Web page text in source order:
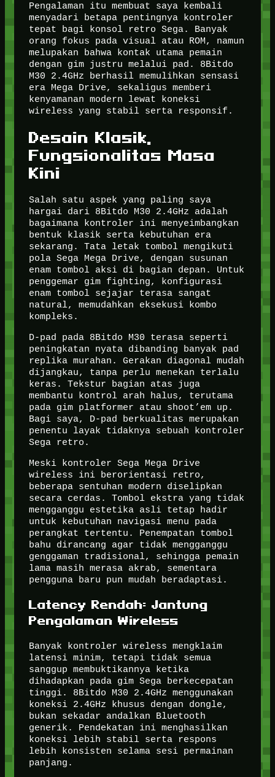
Pengalaman itu membuat saya kembali
menyadari betapa pentingnya kontroler
tepat bagi konsol retro Sega. Banyak
orang fokus pada visual atau ROM, namun
melupakan bahwa kontak utama pemain
dengan gim justru melalui pad. 8Bitdo
M30 2.4GHz berhasil memulihkan sensasi
era Mega Drive, sekaligus memberi
kenyamanan modern lewat koneksi
wireless yang stabil serta responsif.
Desain Klasik,
Fungsionalitas Masa
Kini
Salah satu aspek yang paling saya
hargai dari 8Bitdo M30 2.4GHz adalah
bagaimana kontroler ini menyeimbangkan
bentuk klasik serta kebutuhan era
sekarang. Tata letak tombol mengikuti
pola Sega Mega Drive, dengan susunan
enam tombol aksi di bagian depan. Untuk
penggemar gim fighting, konfigurasi
enam tombol sejajar terasa sangat
natural, memudahkan eksekusi kombo
kompleks.
D-pad pada 8Bitdo M30 terasa seperti
peningkatan nyata dibanding banyak pad
replika murahan. Gerakan diagonal mudah
dijangkau, tanpa perlu menekan terlalu
keras. Tekstur bagian atas juga
membantu kontrol arah halus, terutama
pada gim platformer atau shoot’em up.
Bagi saya, D-pad berkualitas merupakan
penentu layak tidaknya sebuah kontroler
Sega retro.
Meski kontroler Sega Mega Drive
wireless ini berorientasi retro,
beberapa sentuhan modern diselipkan
secara cerdas. Tombol ekstra yang tidak
mengganggu estetika asli tetap hadir
untuk kebutuhan navigasi menu pada
perangkat tertentu. Penempatan tombol
bahu dirancang agar tidak mengganggu
genggaman tradisional, sehingga pemain
lama masih merasa akrab, sementara
pengguna baru pun mudah beradaptasi.
Latency Rendah: Jantung
Pengalaman Wireless
Banyak kontroler wireless mengklaim
latensi minim, tetapi tidak semua
sanggup membuktikannya ketika
dihadapkan pada gim Sega berkecepatan
tinggi. 8Bitdo M30 2.4GHz menggunakan
koneksi 2.4GHz khusus dengan dongle,
bukan sekadar andalkan Bluetooth
generik. Pendekatan ini menghasilkan
koneksi lebih stabil serta respons
lebih konsisten selama sesi permainan
panjang.